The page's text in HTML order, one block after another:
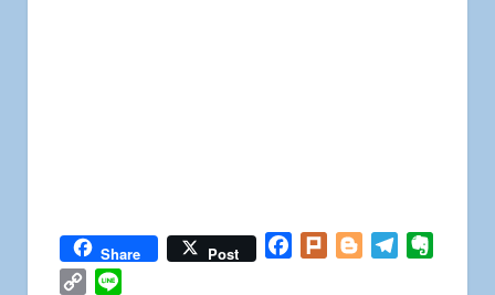
Share Post Facebook
Plurk BloggerTelegram
Copy